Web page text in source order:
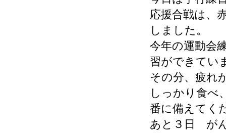
応援合戦は、
しました。
今年の運動会
習ができてい
その分、疲れ
しっかり食べ
番に備えてく
あと３日 が